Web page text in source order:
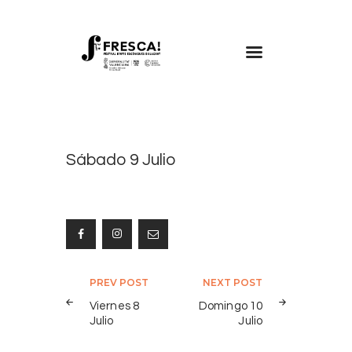
Información de interés
Sábado 9 Julio
Navegación
de
entradas
PREV POST
Viernes 8
Julio
NEXT POST
Domingo 10
Julio